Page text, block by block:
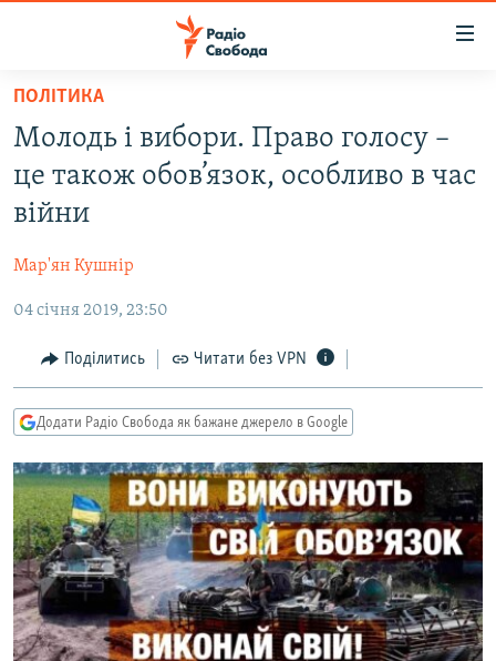
Перейти
основного
матеріалу
Перейти
до
основної
навігації
Перейти
пошуку
РАДІО СВОБОДА – 70 РОКІВ
ВСЕ ЗА ДОБУ
СТАТТІ
ЕКОНОМІКА
СУСПІЛЬСТВО
КУЛЬТУРА
УКРАЇНА
СВІТ
РОСІЙСЬКА «ФІЛЬТРАЦІЯ»
ДОНБАС.РЕАЛІЇ
КРИМ.РЕАЛІЇ
СХЕМИ
КИТАЙ.ВИКЛИКИ
МУЛЬТИМЕДІА
ФОТО
СПЕЦПРОЄКТИ
ПОДКАСТИ
ПОЛІТИКА
Молодь і вибори. Право голосу –
це також обов’язок, особливо в час
війни
Мар'ян Кушнір
04 січня 2019, 23:50
Поділитись Читати без VPN
Додати Радіо Свобода як бажане джерело в Google